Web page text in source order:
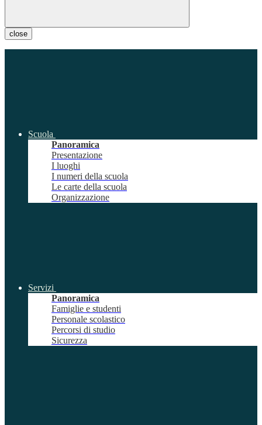
close
Scuola
Panoramica
Presentazione
I luoghi
I numeri della scuola
Le carte della scuola
Organizzazione
Servizi
Panoramica
Famiglie e studenti
Personale scolastico
Percorsi di studio
Sicurezza